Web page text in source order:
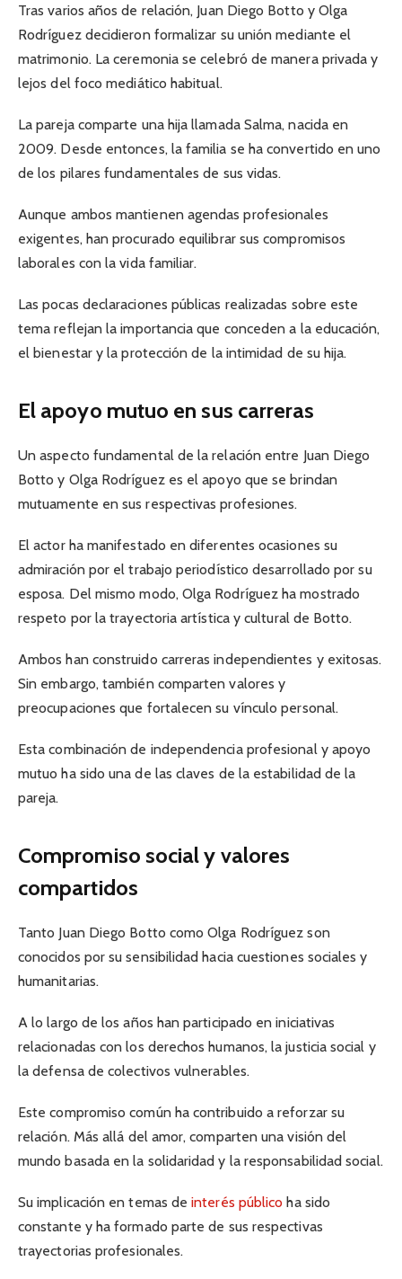
Tras varios años de relación, Juan Diego Botto y Olga
Rodríguez decidieron formalizar su unión mediante el
matrimonio. La ceremonia se celebró de manera privada y
lejos del foco mediático habitual.
La pareja comparte una hija llamada Salma, nacida en
2009. Desde entonces, la familia se ha convertido en uno
de los pilares fundamentales de sus vidas.
Aunque ambos mantienen agendas profesionales
exigentes, han procurado equilibrar sus compromisos
laborales con la vida familiar.
Las pocas declaraciones públicas realizadas sobre este
tema reflejan la importancia que conceden a la educación,
el bienestar y la protección de la intimidad de su hija.
El apoyo mutuo en sus carreras
Un aspecto fundamental de la relación entre Juan Diego
Botto y Olga Rodríguez es el apoyo que se brindan
mutuamente en sus respectivas profesiones.
El actor ha manifestado en diferentes ocasiones su
admiración por el trabajo periodístico desarrollado por su
esposa. Del mismo modo, Olga Rodríguez ha mostrado
respeto por la trayectoria artística y cultural de Botto.
Ambos han construido carreras independientes y exitosas.
Sin embargo, también comparten valores y
preocupaciones que fortalecen su vínculo personal.
Esta combinación de independencia profesional y apoyo
mutuo ha sido una de las claves de la estabilidad de la
pareja.
Compromiso social y valores
compartidos
Tanto Juan Diego Botto como Olga Rodríguez son
conocidos por su sensibilidad hacia cuestiones sociales y
humanitarias.
A lo largo de los años han participado en iniciativas
relacionadas con los derechos humanos, la justicia social y
la defensa de colectivos vulnerables.
Este compromiso común ha contribuido a reforzar su
relación. Más allá del amor, comparten una visión del
mundo basada en la solidaridad y la responsabilidad social.
Su implicación en temas de interés público ha sido
constante y ha formado parte de sus respectivas
trayectorias profesionales.